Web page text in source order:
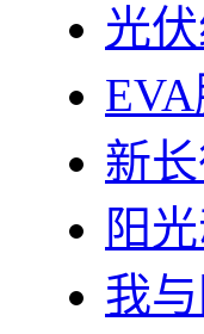
光
新
阳
我